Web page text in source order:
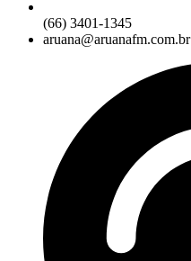
(66) 3401-1345
aruana@aruanafm.com.br